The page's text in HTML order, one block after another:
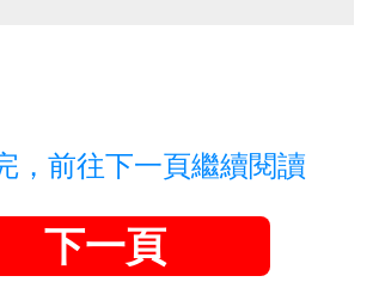
，前往下一頁繼續閱讀
下一頁